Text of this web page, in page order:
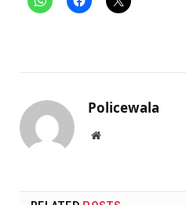
Policewala
Website